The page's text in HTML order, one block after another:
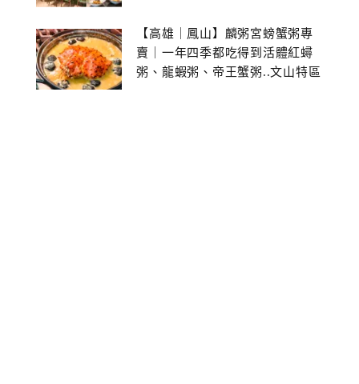
【高雄｜鳳山】麟粥宮螃蟹粥專
賣｜一年四季都吃得到活體紅蟳
粥、龍蝦粥、帝王蟹粥..文山特區